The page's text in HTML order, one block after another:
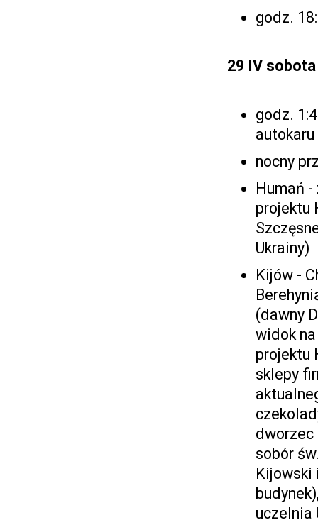
godz.
29 IV sobota
godz.
autokaru
nocny
Humań -
projektu
Ukrainy)
Kijów -
(dawny
widok
projektu
sklepy
dworzec
sobór
Kijowski
uczelnia